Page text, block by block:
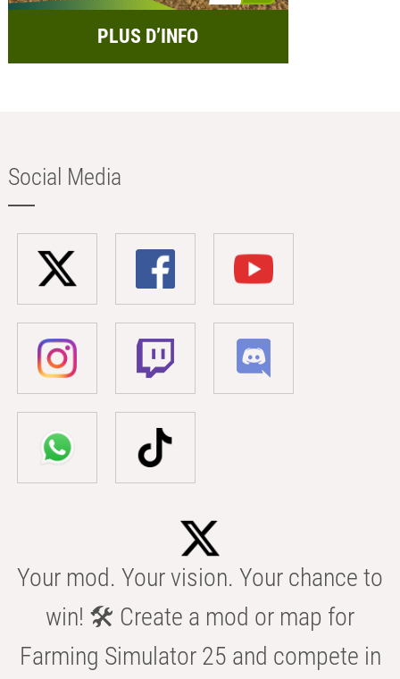
PLUS D’INFO
Social Media
Your mod. Your vision. Your chance to
win! 🛠️ Create a mod or map for
Farming Simulator 25 and compete in